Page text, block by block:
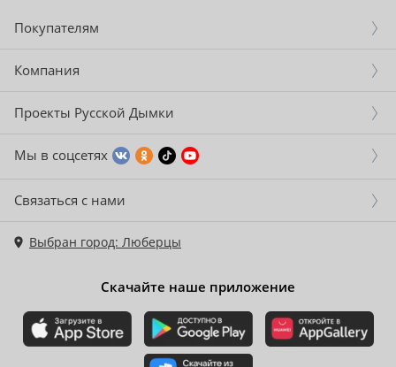
Покупателям
Компания
Проекты Русской Дымки
Мы в соцсетях
Связаться с нами
Выбран город: Люберцы
Скачайте наше приложение